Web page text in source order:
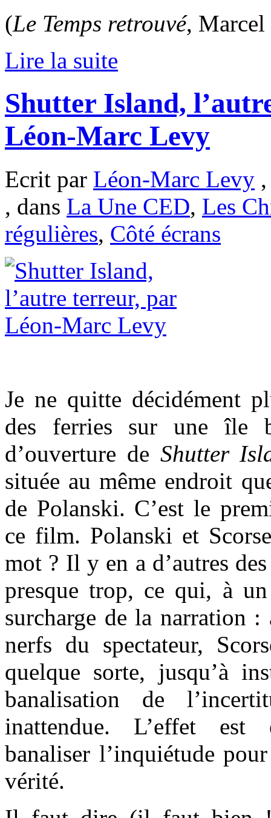
(Le Temps retrouvé, Marcel
Lire la suite
Shutter Island,
Léon-Marc Levy
Ecrit par Léon-Marc Levy
, dans La Une CED, Les
régulières, Côté écrans
Je ne quitte décidément
des ferries sur une île
d’ouverture de Shutter
située au même endroit
de Polanski. C’est le
ce film. Polanski et
mot ? Il y en a d’autres
presque trop, ce qui, à
surcharge de la narration
nerfs du spectateur,
quelque sorte, jusqu’à
banalisation de
inattendue. L’effet
banaliser l’inquiétude
vérité.